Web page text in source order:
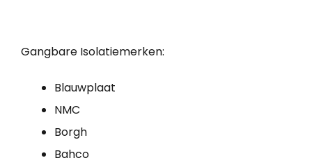
Gangbare Isolatiemerken:
Blauwplaat
NMC
Borgh
Bahco